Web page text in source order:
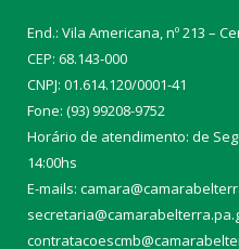
End.: Vila Americana, nº 213 –
CEP: 68.143-000
CNPJ: 01.614.120/0001-41
Fone: (93) 99208-9752
Horário de atendimento: de
14:00hs
E-mails: